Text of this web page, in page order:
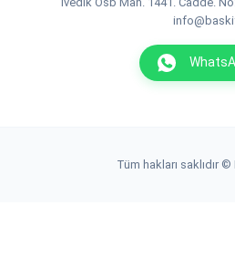
Tüm hakları saklıdır